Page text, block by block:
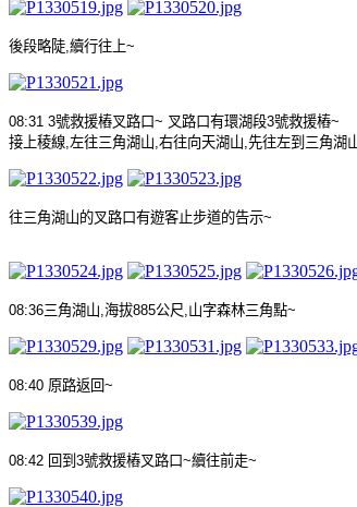
後段略陡 續行往上~
08:31 3號救援樁叉路口~ 叉路口有環湖段3號救援樁~
接上稜線 左往三角湖山 右往向天湖山 先往左到三角湖
往三角湖山的叉路口有遊客止步道的告示~
08:36三角湖山 海拔885公尺 山字森林三角點~
08:40 原路返回~
08:42 回到 3號救援樁叉路口~續往前走~